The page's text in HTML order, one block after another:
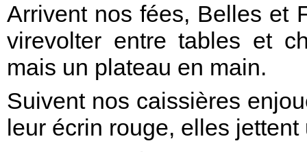
Arrivent nos fées, Belles et
virevolter entre tables et
mais un plateau en main.
Suivent nos caissières
leur écrin rouge, elles